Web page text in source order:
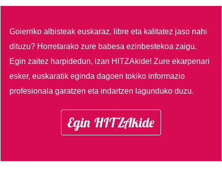
Goierriko albisteak euskaraz, libre eta kalitatez jaso nahi
dituzu? Horretarako zure babesa ezinbestekoa zaigu.
Egin zaitez harpidedun, izan HITZAkide!Zure ekarpenari
esker, euskaratik eginda dagoen tokiko informazio
profesionala garatzen eta indartzen lagunduko duzu.
Egin HITZAkide